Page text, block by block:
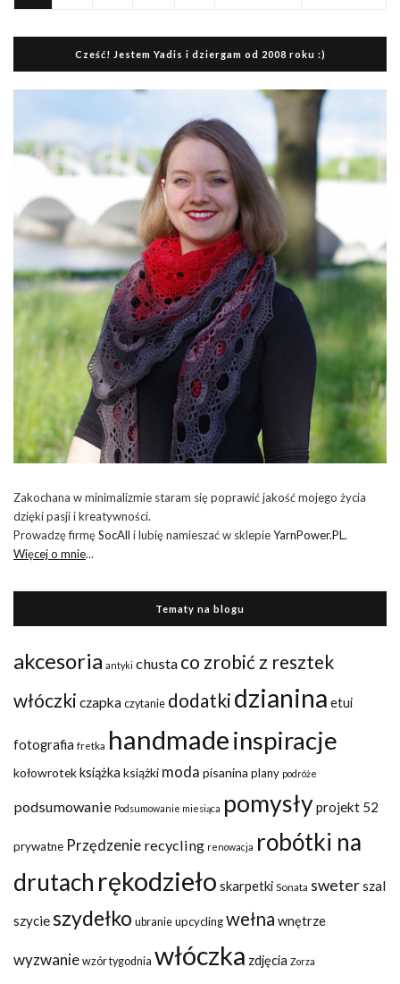
Cześć! Jestem Yadis i dziergam od 2008 roku :)
Zakochana w minimalizmie staram się poprawić jakość mojego życia
dzięki pasji i kreatywności.
Prowadzę firmęSocAll i lubię namieszać w sklepieYarnPower.PL.
Więcej o mnie...
Tematy na blogu
akcesoria antyki chusta co zrobić z resztek
włóczki czapka czytanie dodatki dzianina etui
fotografia fretka handmadeinspiracje
kołowrotekksiążka książki moda pisanina plany podróże
podsumowanie Podsumowanie miesiąca pomysłyprojekt 52
prywatne Przędzenie recycling renowacja robótki na
drutach rękodzieło skarpetki Sonata sweterszal
szycieszydełko ubranie upcyclingwełna wnętrze
wyzwanie wzór tygodnia włóczka zdjęcia Zorza